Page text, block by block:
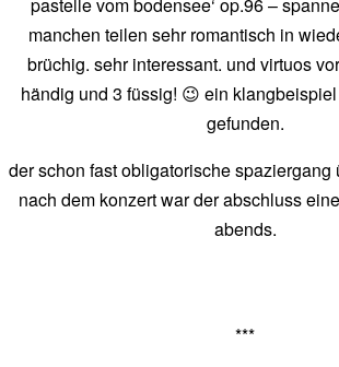
manchen teilen sehr romantisch in
brüchig. sehr interessant. und virtuos
händig und 3 füssig! 😉 ein
gefunden.
der schon fast obligatorische spaziergang
nach dem konzert war der abschluss
abends.
***